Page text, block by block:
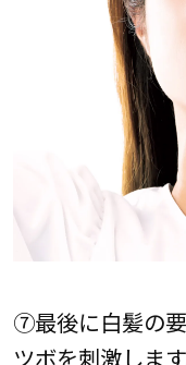
⑦最後に白髪の
ツボを刺激しま